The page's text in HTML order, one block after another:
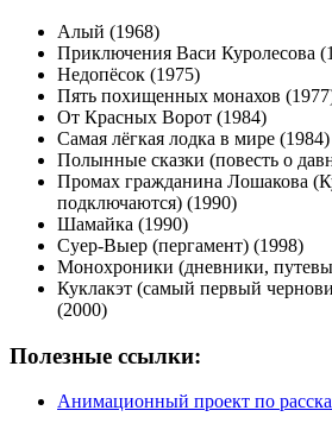
Алый (1968)
Приключения Васи Куролесова
Недопёсок (1975)
Пять похищенных монахов
От Красных Ворот (1984)
Самая лёгкая лодка в мире (1984)
Полынные сказки (повесть о
Промах гражданина Лошакова
подключаются) (1990)
Шамайка (1990)
Суер-Выер (пергамент) (1998)
Монохроники (дневники,
Куклакэт (самый первый
(2000)
Полезные ссылки:
Анимационный проект по